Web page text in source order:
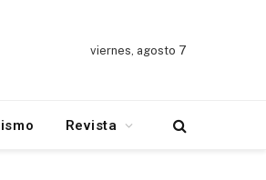
viernes, agosto 7
Revista